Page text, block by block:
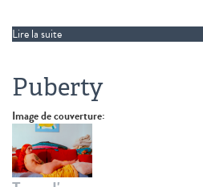
Lire la suite
Puberty
Image de couverture: